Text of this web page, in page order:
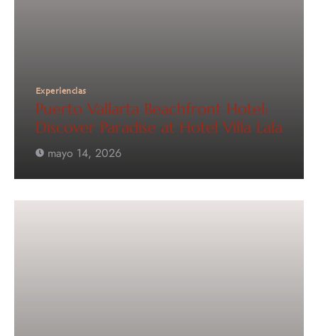
Experiencias
Puerto Vallarta Beachfront Hotel:
Discover Paradise at Hotel Villa Lala
mayo 14, 2026